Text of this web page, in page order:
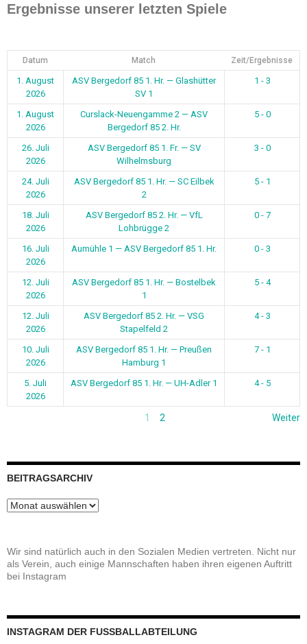
Ergebnisse unserer letzten Spiele
Datum Match Zeit/Ergebnisse
1. August
2026
ASV Bergedorf 85 1. Hr. — Glashütter
SV 1
1 - 3
1. August
2026
Curslack-Neuengamme 2 — ASV
Bergedorf 85 2. Hr.
5 - 0
26. Juli
2026
ASV Bergedorf 85 1. Fr. — SV
Wilhelmsburg
3 - 0
24. Juli
2026
ASV Bergedorf 85 1. Hr. — SC Eilbek
2
5 - 1
18. Juli
2026
ASV Bergedorf 85 2. Hr. — VfL
Lohbrügge 2
0 - 7
16. Juli
2026
Aumühle 1 — ASV Bergedorf 85 1. Hr. 0 - 3
12. Juli
2026
ASV Bergedorf 85 1. Hr. — Bostelbek
1
5 - 4
12. Juli
2026
ASV Bergedorf 85 2. Hr. — VSG
Stapelfeld 2
4 - 3
10. Juli
2026
ASV Bergedorf 85 1. Hr. — Preußen
Hamburg 1
7 - 1
5. Juli
2026
ASV Bergedorf 85 1. Hr. — UH-Adler 1 4 - 5
1 2 Weiter
BEITRAGSARCHIV
Beitragsarchiv
Wir sind natürlich auch in den Sozialen Medien vertreten. Nicht nur
als Verein, auch einige Mannschaften haben ihren eigenen Auftritt
bei Instagram
INSTAGRAM DER FUSSBALLABTEILUNG